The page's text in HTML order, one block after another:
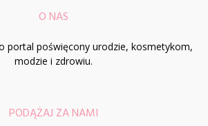
O NAS
portal poświęcony urodzie, kosmetykom,
modzie i zdrowiu.
PODĄŻAJ ZA NAMI